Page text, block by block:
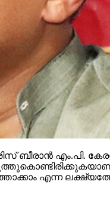
ബീരാന്‍ എം.പി.
എന്ന